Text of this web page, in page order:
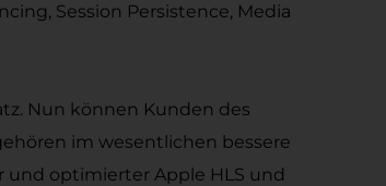
Session Persistence, Media
Nun können Kunden des
im wesentlichen bessere
und optimierter Apple HLS und